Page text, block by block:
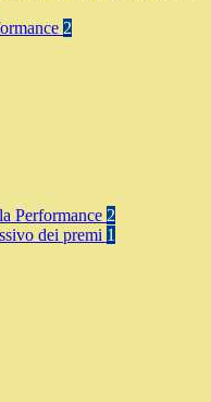
2
Performance 2
dei premi 1